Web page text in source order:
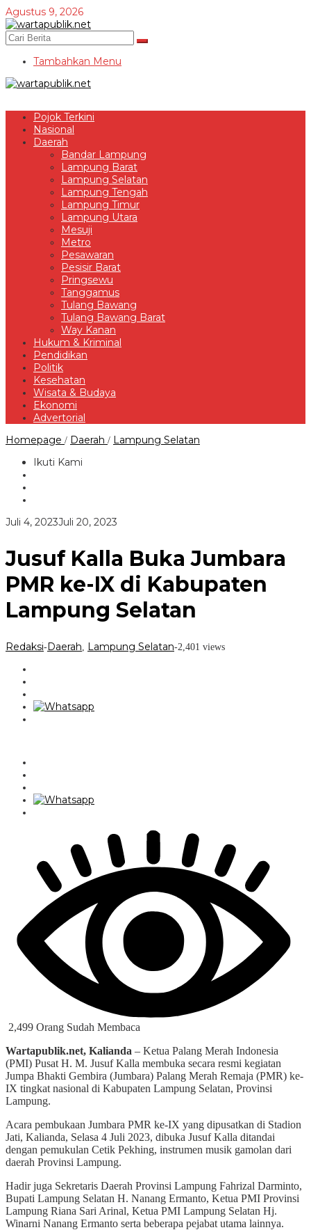
Lewati
ke
konten
Agustus 9, 2026
Tambahkan Menu
Pojok Terkini
Nasional
Daerah
Bandar Lampung
Lampung Barat
Lampung Selatan
Lampung Tengah
Lampung Timur
Lampung Utara
Mesuji
Metro
Pesawaran
Pesisir Barat
Pringsewu
Tanggamus
Tulang Bawang
Tulang Bawang Barat
Way Kanan
Hukum & Kriminal
Pendidikan
Politik
Kesehatan
Wisata & Budaya
Ekonomi
Advertorial
Homepage / Daerah / Lampung Selatan
Selatan
Ikuti Kami
Juli 4, 2023Juli 20, 2023
Jusuf Kalla Buka Jumbara
PMR ke-IX di Kabupaten
Lampung Selatan
Redaksi-Daerah Lampung Selatan-2,401 views
2,499 Orang Sudah Membaca
Wartapublik.net, Kalianda – Ketua Palang Merah Indonesia
(PMI) Pusat H. M. Jusuf Kalla membuka secara resmi kegiatan
Jumpa Bhakti Gembira (Jumbara) Palang Merah Remaja (PMR) ke-
IX tingkat nasional di Kabupaten Lampung Selatan, Provinsi
Lampung.
Acara pembukaan Jumbara PMR ke-IX yang dipusatkan di Stadion
Jati, Kalianda, Selasa 4 Juli 2023, dibuka Jusuf Kalla ditandai
dengan pemukulan Cetik Pekhing, instrumen musik gamolan dari
daerah Provinsi Lampung.
Hadir juga Sekretaris Daerah Provinsi Lampung Fahrizal Darminto,
Bupati Lampung Selatan H. Nanang Ermanto, Ketua PMI Provinsi
Lampung Riana Sari Arinal, Ketua PMI Lampung Selatan Hj.
Winarni Nanang Ermanto serta beberapa pejabat utama lainnya.